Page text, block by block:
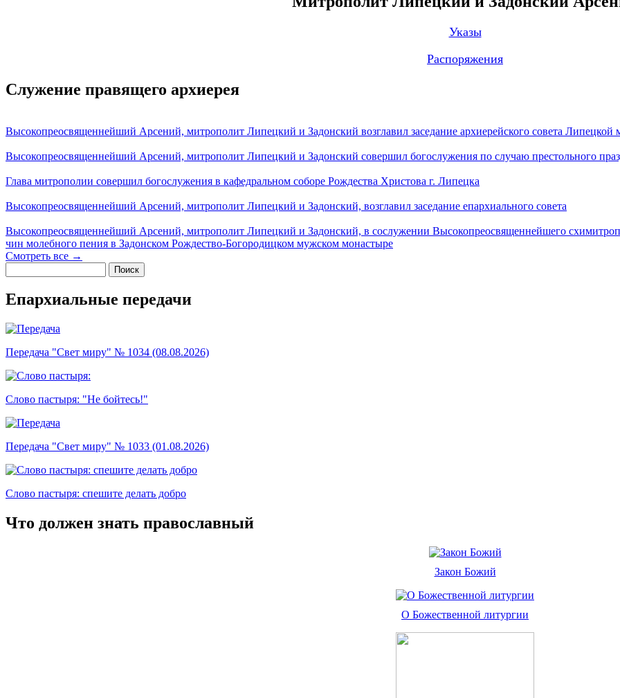
Указы
Распоряжения
Служение правящего архиерея
Высокопреосвященнейший Арсений, митрополит Липецкий и Задонский возглавил заседание архиерейского совета Липецкой
Высокопреосвященнейший Арсений, митрополит Липецкий и Задонский совершил богослужения по случаю престольного
Глава митрополии совершил богослужения в кафедральном соборе Рождества Христова г. Липецка
Высокопреосвященнейший Арсений, митрополит Липецкий и Задонский, возглавил заседание епархиального совета
Высокопреосвященнейший Арсений, митрополит Липецкий и Задонский, в сослужении Высокопреосвященнейшего
чин молебного пения в Задонском Рождество-Богородицком мужском монастыре
Смотреть все →
Епархиальные передачи
Передача "Свет миру" № 1034 (08.08.2026)
Слово пастыря: "Не бойтесь!"
Передача "Свет миру" № 1033 (01.08.2026)
Слово пастыря: спешите делать добро
Что должен знать православный
Закон Божий
О Божественной литургии